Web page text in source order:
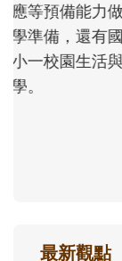
次「前所
大。從給
主、角色
最新觀點